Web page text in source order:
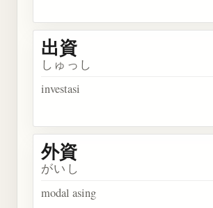
出資
しゅっし
investasi
外資
がいし
modal asing